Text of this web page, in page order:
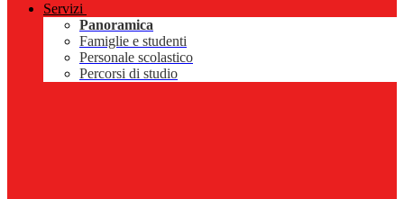
Servizi
Panoramica
Famiglie e studenti
Personale scolastico
Percorsi di studio